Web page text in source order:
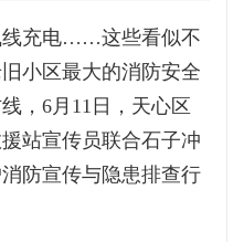
线充电……这些看似不
小区最大的消防安全
，6月11日，天心区
站宣传员联合石子冲
防宣传与隐患排查行